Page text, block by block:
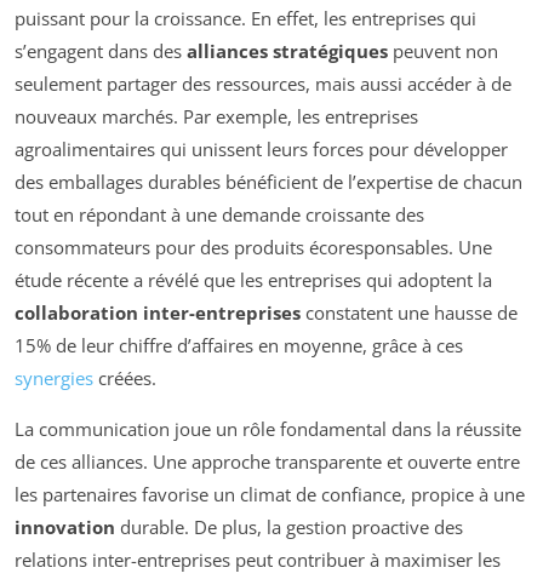
puissant pour la croissance. En effet, les entreprises qui
s’engagent dans des alliances stratégiques peuvent non
seulement partager des ressources, mais aussi accéder à de
nouveaux marchés. Par exemple, les entreprises
agroalimentaires qui unissent leurs forces pour développer
des emballages durables bénéficient de l’expertise de chacun
tout en répondant à une demande croissante des
consommateurs pour des produits écoresponsables. Une
étude récente a révélé que les entreprises qui adoptent la
collaboration inter-entreprises constatent une hausse de
15% de leur chiffre d’affaires en moyenne, grâce à ces
synergies créées.
La communication joue un rôle fondamental dans la réussite
de ces alliances. Une approche transparente et ouverte entre
les partenaires favorise un climat de confiance, propice à une
innovation durable. De plus, la gestion proactive des
relations inter-entreprises peut contribuer à maximiser les